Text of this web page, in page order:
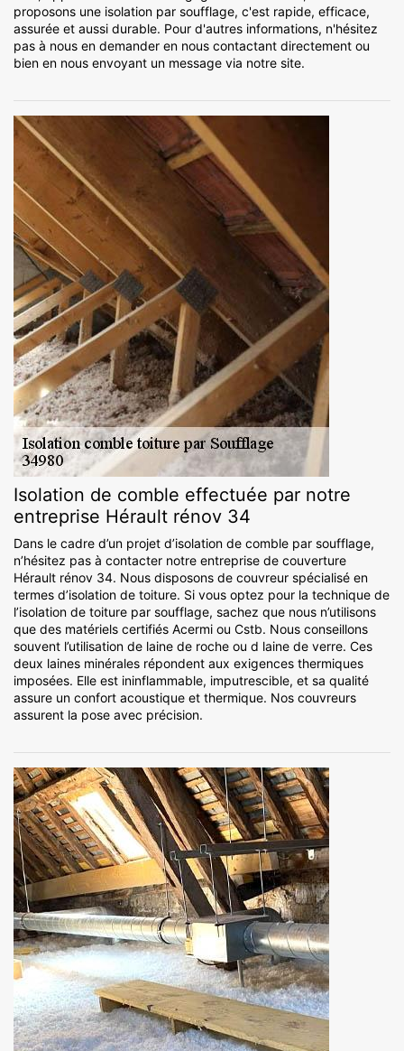
proposons une isolation par soufflage, c'est rapide, efficace,
assurée et aussi durable. Pour d'autres informations, n'hésitez
pas à nous en demander en nous contactant directement ou
bien en nous envoyant un message via notre site.
Isolation de comble effectuée par notre
entreprise Hérault rénov 34
Dans le cadre d’un projet d’isolation de comble par soufflage,
n’hésitez pas à contacter notre entreprise de couverture
Hérault rénov 34. Nous disposons de couvreur spécialisé en
termes d’isolation de toiture. Si vous optez pour la technique de
l’isolation de toiture par soufflage, sachez que nous n’utilisons
que des matériels certifiés Acermi ou Cstb. Nous conseillons
souvent l’utilisation de laine de roche ou d laine de verre. Ces
deux laines minérales répondent aux exigences thermiques
imposées. Elle est ininflammable, imputrescible, et sa qualité
assure un confort acoustique et thermique. Nos couvreurs
assurent la pose avec précision.